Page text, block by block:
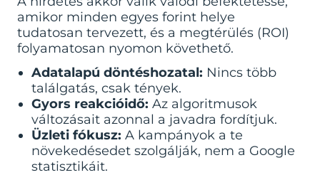
amikor minden egyes forint helye
tudatosan tervezett, és a megtérülés (ROI)
folyamatosan nyomon követhető.
Adatalapú döntéshozatal: Nincs több
találgatás, csak tények.
Gyors reakcióidő: Az algoritmusok
változásait azonnal a javadra fordítjuk.
Üzleti fókusz: A kampányok a te
növekedésedet szolgálják, nem a Google
statisztikáit.